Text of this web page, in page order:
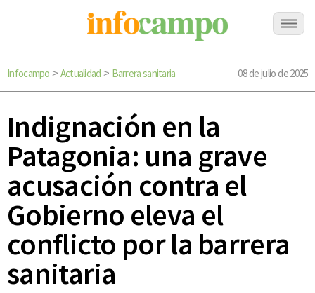
Infocampo > Actualidad > Barrera sanitaria 08 de julio de 2025
Indignación en la
Patagonia: una grave
acusación contra el
Gobierno eleva el
conflicto por la barrera
sanitaria